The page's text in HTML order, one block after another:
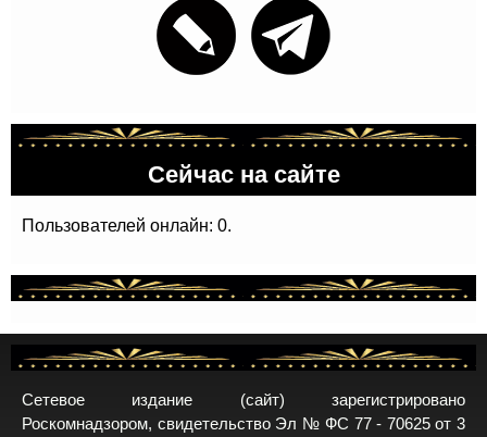
Сейчас на сайте
Пользователей онлайн: 0.
Сетевое издание (сайт) зарегистрировано
Роскомнадзором, свидетельство Эл № ФС 77 - 70625 от 3